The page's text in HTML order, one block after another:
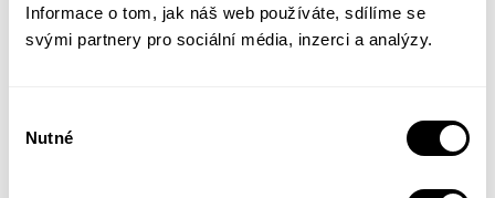
Informace o tom, jak náš web používáte, sdílíme se
svými partnery pro sociální média, inzerci a analýzy.
souhlasu
Nutné
prostředků i na televizní obrazovky. Plastické vize
dokonalé budoucnosti, zrozené z popisných ilustrací
Více informací